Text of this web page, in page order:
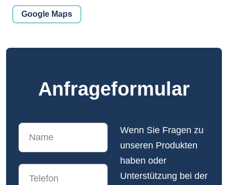
Google Maps
Anfrage­formular
Wenn Sie Fragen zu
unseren Produkten
haben oder
Unterstützung bei der